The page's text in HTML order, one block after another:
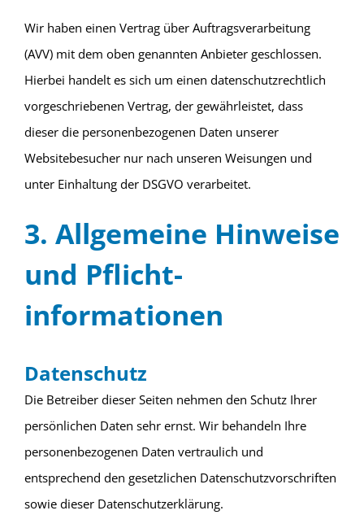
Wir haben einen Vertrag über Auftragsverarbeitung
(AVV) mit dem oben genannten Anbieter geschlossen.
Hierbei handelt es sich um einen datenschutzrechtlich
vorgeschriebenen Vertrag, der gewährleistet, dass
dieser die personenbezogenen Daten unserer
Websitebesucher nur nach unseren Weisungen und
unter Einhaltung der DSGVO verarbeitet.
3. Allgemeine Hinweise
und Pflicht­
informationen
Datenschutz
Die Betreiber dieser Seiten nehmen den Schutz Ihrer
persönlichen Daten sehr ernst. Wir behandeln Ihre
personenbezogenen Daten vertraulich und
entsprechend den gesetzlichen Datenschutzvorschriften
sowie dieser Datenschutzerklärung.